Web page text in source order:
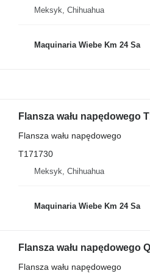
Meksyk, Chihuahua
Maquinaria Wiebe Km 24 Sa
Flansza wału napędowego
Flansza wału napędowego
T171730
Meksyk, Chihuahua
Maquinaria Wiebe Km 24 Sa
Flansza wału napędowego
Flansza wału napędowego